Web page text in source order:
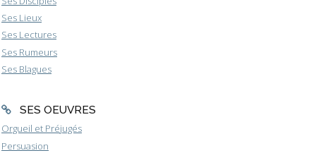
Ses Lieux
Ses Lectures
Ses Rumeurs
Ses Blagues
SES OEUVRES
Orgueil et Préjugés
Persuasion